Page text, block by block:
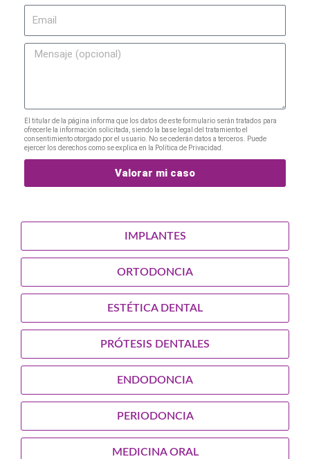
Mensaje
El titular de la página informa que los datos de este formulario serán tratados para
ofrecerle la información solicitada, siendo la base legal del tratamiento el
consentimiento otorgado por el usuario. No se cederán datos a terceros. Puede
ejercer los derechos como se explica en la Política de Privacidad.
Valorar mi caso
IMPLANTES
ORTODONCIA
ESTÉTICA DENTAL
PRÓTESIS DENTALES
ENDODONCIA
PERIODONCIA
MEDICINA ORAL